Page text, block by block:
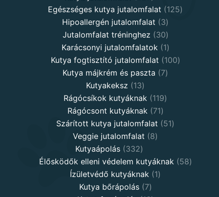
products
Egészséges kutya jutalomfalat 125125
Hipoallergén jutalomfalat 33
products
Jutalomfalat tréninghez 3030
products
Karácsonyi jutalomfalatok 11
product
Kutya fogtisztító jutalomfalat 100100
Kutya májkrém és paszta 77
Kutyakeksz 1313
products
Rágócsíkok kutyáknak 119119
Rágócsont kutyáknak 7171
products
Szárított kutya jutalomfalat 5151
Veggie jutalomfalat 88
Kutyaápolás 332332
products
Élősködők elleni védelem kutyáknak 5858
Ízületvédő kutyáknak 11
Kutya bőrápolás 77